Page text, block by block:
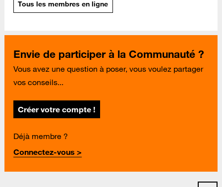
Tous les membres en ligne
Envie de participer à la Communauté ?
Vous avez une question à poser, vous voulez partager
vos conseils...
Créer votre compte !
Déjà membre ?
Connectez-vous >